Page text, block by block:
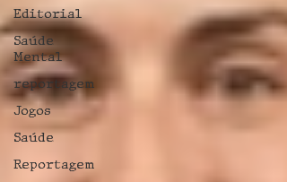
Editorial
Saúde
Mental
reportagem
Jogos
Saúde
Reportagem